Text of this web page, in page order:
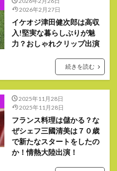
2026年2月27日
イケオジ津田健次郎は高収
入!堅実な暮らしぶりが魅
力？おしゃれクリップ出演
続きを読む
2025年11月28日
2025年11月28日
フランス料理は儲かる？な
ぜシェフ三國清美は７０歳
で新たなスタートをしたの
か！情熱大陸出演！